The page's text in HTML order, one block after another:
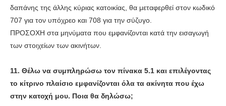
δαπάνης της άλλης κύριας κατοικίας, θα μεταφερθεί στον κωδικό
707 για τον υπόχρεο και 708 για την σύζυγο.
ΠΡΟΣΟΧΗ στα μηνύματα που εμφανίζονται κατά την εισαγωγή
των στοιχείων των ακινήτων.
11. Θέλω να συμπληρώσω τον πίνακα 5.1 και επιλέγοντας
το κίτρινο πλαίσιο εμφανίζονται όλα τα ακίνητα που έχω
στην κατοχή μου. Ποια θα δηλώσω;